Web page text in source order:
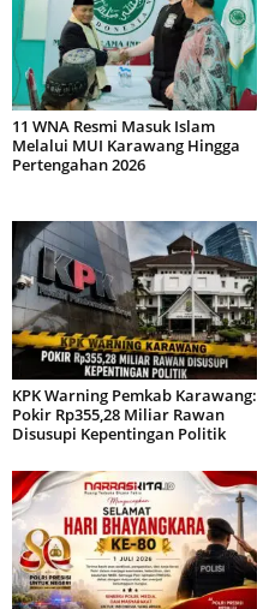
11 WNA Resmi Masuk Islam
Melalui MUI Karawang Hingga
Pertengahan 2026
KPK Warning Pemkab Karawang:
Pokir Rp355,28 Miliar Rawan
Disusupi Kepentingan Politik